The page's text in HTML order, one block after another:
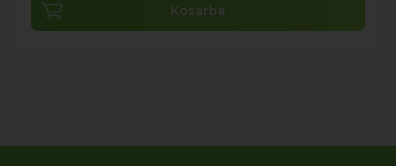
Kosárba